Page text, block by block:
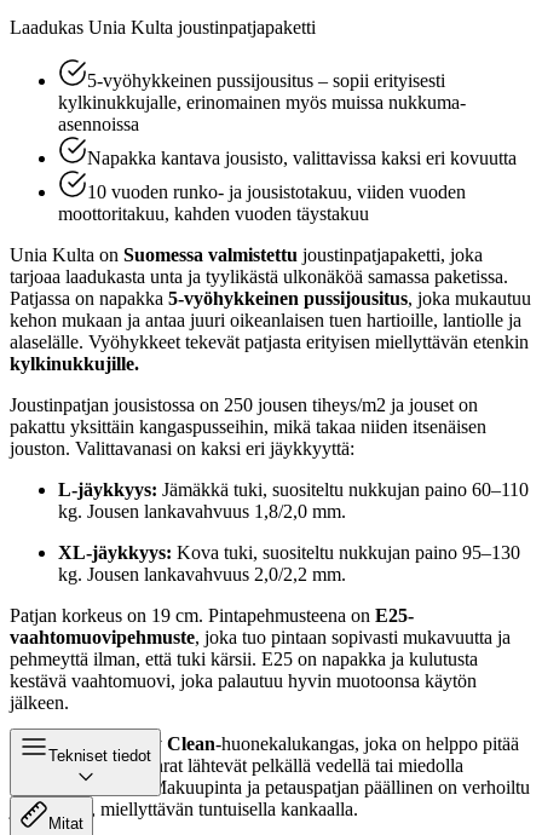
Laadukas Unia Kulta joustinpatjapaketti
5-vyöhykkeinen pussijousitus – sopii erityisesti
kylkinukkujalle, erinomainen myös muissa nukkuma-
asennoissa
Napakka kantava jousisto, valittavissa kaksi eri kovuutta
10 vuoden runko- ja jousistotakuu, viiden vuoden
moottoritakuu, kahden vuoden täystakuu
Unia Kulta on Suomessa valmistettu joustinpatjapaketti, joka
tarjoaa laadukasta unta ja tyylikästä ulkonäköä samassa paketissa.
Patjassa on napakka 5-vyöhykkeinen pussijousitus, joka mukautuu
kehon mukaan ja antaa juuri oikeanlaisen tuen hartioille, lantiolle ja
alaselälle. Vyöhykkeet tekevät patjasta erityisen miellyttävän etenkin
kylkinukkujille.
Joustinpatjan jousistossa on 250 jousen tiheys/m2 ja jouset on
pakattu yksittäin kangaspusseihin, mikä takaa niiden itsenäisen
jouston. Valittavanasi on kaksi eri jäykkyyttä:
L-jäykkyys: Jämäkkä tuki, suositeltu nukkujan paino 60–110
kg. Jousen lankavahvuus 1,8/2,0 mm.
XL-jäykkyys: Kova tuki, suositeltu nukkujan paino 95–130
kg. Jousen lankavahvuus 2,0/2,2 mm.
Patjan korkeus on 19 cm. Pintapehmusteena on E25-
vaahtomuovipehmuste, joka tuo pintaan sopivasti mukavuutta ja
pehmeyttä ilman, että tuki kärsii. E25 on napakka ja kulutusta
kestävä vaahtomuovi, joka palautuu hyvin muotoonsa käytön
jälkeen.
Verhoiluna on
Easy Clean-huonekalukangas, joka on helppo pitää
puhtaana. Pienet tahrat lähtevät pelkällä vedellä tai miedolla
saippualiuoksella. Makuupinta ja petauspatjan päällinen on verhoiltu
joustavalla, miellyttävän tuntuisella kankaalla.
Tekniset tiedot
Mitat